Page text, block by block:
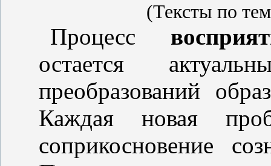
(Тексты по
Процесс
остается
преобразований
Каждая новая
соприкосновение